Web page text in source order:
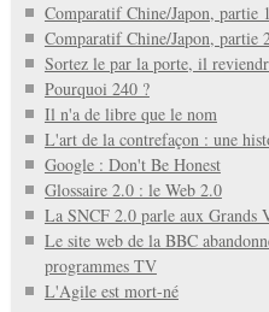
Comparatif Chine/Japon, partie 1
Comparatif Chine/Japon, partie
Sortez le par la porte, il
Pourquoi 240 ?
Il n'a de libre que le nom
L'art de la contrefaçon : une
Google : Don't Be Honest
Glossaire 2.0 : le Web 2.0
La SNCF 2.0 parle aux Grands
Le site web de la BBC
programmes TV
L'Agile est mort-né